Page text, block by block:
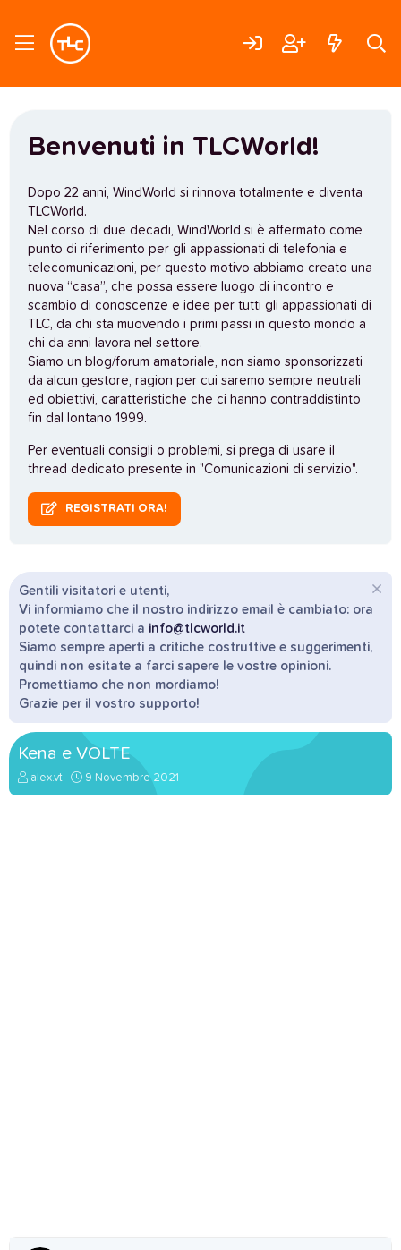
Benvenuti in TLCWorld!
Dopo 22 anni, WindWorld si rinnova totalmente e diventa
TLCWorld.
Nel corso di due decadi, WindWorld si è affermato come
punto di riferimento per gli appassionati di telefonia e
telecomunicazioni, per questo motivo abbiamo creato una
nuova “casa”, che possa essere luogo di incontro e
scambio di conoscenze e idee per tutti gli appassionati di
TLC, da chi sta muovendo i primi passi in questo mondo a
chi da anni lavora nel settore.
Siamo un blog/forum amatoriale, non siamo sponsorizzati
da alcun gestore, ragion per cui saremo sempre neutrali
ed obiettivi, caratteristiche che ci hanno contraddistinto
fin dal lontano 1999.
Per eventuali consigli o problemi, si prega di usare il
thread dedicato presente in "Comunicazioni di servizio".
REGISTRATI ORA!
Gentili visitatori e utenti,
Vi informiamo che il nostro indirizzo email è cambiato: ora
potete contattarci a info@tlcworld.it
Siamo sempre aperti a critiche costruttive e suggerimenti,
quindi non esitate a farci sapere le vostre opinioni.
Promettiamo che non mordiamo!
Grazie per il vostro supporto!
Kena e VOLTE
A
u
alex.vt
D
a
9 Novembre 2021